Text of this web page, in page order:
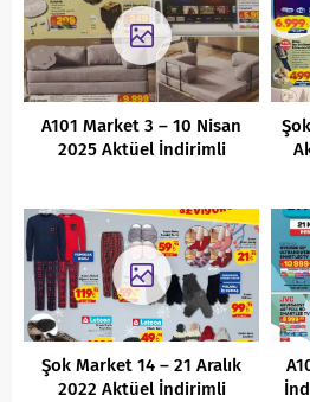
A101 Market 3 – 10 Nisan
2025 Aktüel İndirimli
Şok Market 14 – 21 Aralık
2022 Aktüel İndirimli